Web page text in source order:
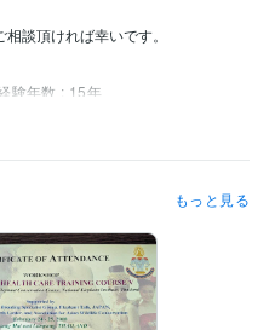
談頂ければ幸いです。
験年数 : 15年
理者:3年麻薬研究者:3年
もっと見る